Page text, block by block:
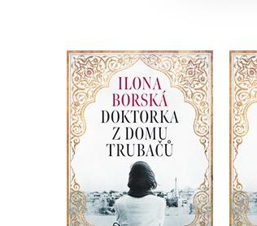
Doktorka z domu
Trubačů
Ilona Borská
Do košíku